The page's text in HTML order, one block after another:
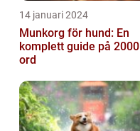
14 januari 2024
Munkorg för hund: En
komplett guide på 2000
ord